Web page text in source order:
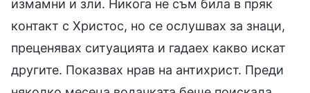
измамни и зли. Никога не съм била в пряк
контакт с Христос, но се ослушвах за знаци,
преценявах ситуацията и гадаех какво искат
другите. Показвах нрав на антихрист. Преди